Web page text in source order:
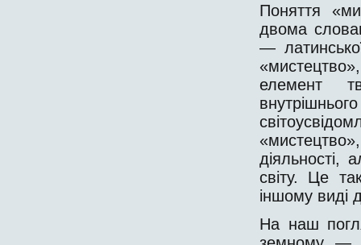
Поняття
двома
—
елемент
діяльності,
світу. Це
іншому виді
На наш